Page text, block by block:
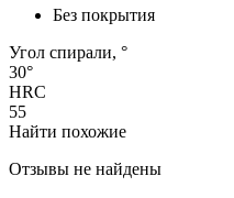
Без покрытия
Угол спирали, °
30°
HRC
55
Найти похожие
Отзывы не найдены